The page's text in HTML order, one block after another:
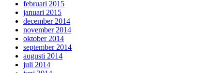
februari 2015
januari 2015
december 2014
november 2014
oktober 2014
september 2014
augusti 2014
juli 2014